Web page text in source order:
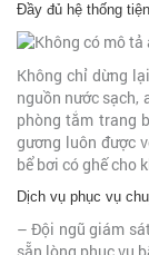
Đầy đủ hệ thống
Không chỉ dừng
nguồn nước sạch,
phòng tắm trang
gương luôn được
bể bơi có ghế cho
Dịch vụ phục vụ
– Đội ngũ giám